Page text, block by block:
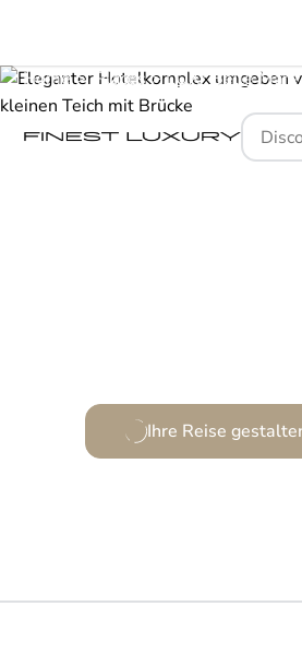
Home Places LUX* Belle
Ihre Reise